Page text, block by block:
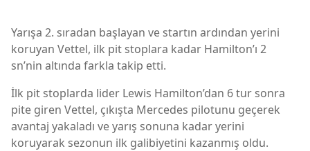
Yarışa 2. sıradan başlayan ve startın ardından yerini
koruyan Vettel, ilk pit stoplara kadar Hamilton’ı 2
sn’nin altında farkla takip etti.
İlk pit stoplarda lider Lewis Hamilton’dan 6 tur sonra
pite giren Vettel, çıkışta Mercedes pilotunu geçerek
avantaj yakaladı ve yarış sonuna kadar yerini
koruyarak sezonun ilk galibiyetini kazanmış oldu.